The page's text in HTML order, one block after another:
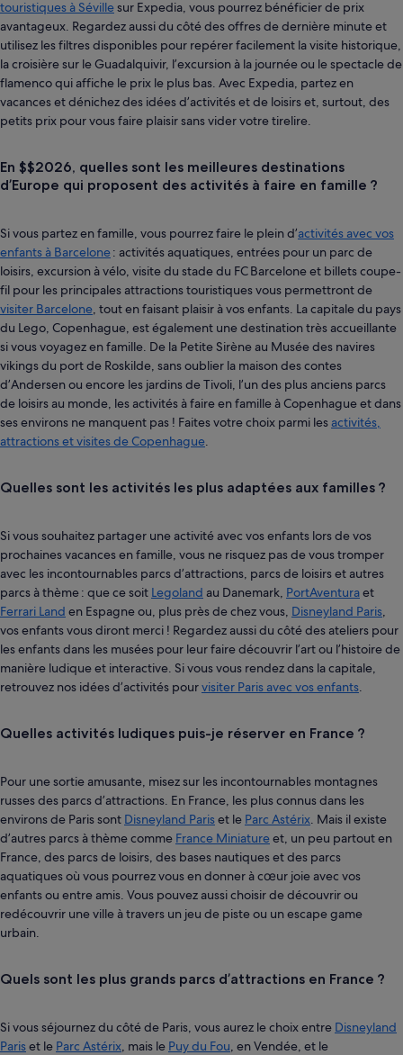
touristiques à Sévillesur Expedia, vous pourrez bénéficier de prix
avantageux. Regardez aussi du côté des offres de dernière minute et
utilisez les filtres disponibles pour repérer facilement la visite historique,
la croisière sur le Guadalquivir, l’excursion à la journée ou le spectacle de
flamenco qui affiche le prix le plus bas. Avec Expedia, partez en
vacances et dénichez des idées d’activités et de loisirs et, surtout, des
petits prix pour vous faire plaisir sans vider votre tirelire.
En $$2026, quelles sont les meilleures destinations
d’Europe qui proposent des activités à faire en famille ?
Si vous partez en famille, vous pourrez faire le plein d’activités avec vos
enfants à Barcelone: activités aquatiques, entrées pour un parc de
loisirs, excursion à vélo, visite du stade du FC Barcelone et billets coupe-
fil pour les principales attractions touristiques vous permettront de
visiter Barcelone , tout en faisant plaisir à vos enfants. La capitale du pays
du Lego, Copenhague, est également une destination très accueillante
si vous voyagez en famille. De la Petite Sirène au Musée des navires
vikings du port de Roskilde, sans oublier la maison des contes
d’Andersen ou encore les jardins de Tivoli, l’un des plus anciens parcs
de loisirs au monde, les activités à faire en famille à Copenhague et dans
ses environs ne manquent pas ! Faites votre choix parmi les activités,
attractions et visites de Copenhague
Quelles sont les activités les plus adaptées aux familles ?
Si vous souhaitez partager une activité avec vos enfants lors de vos
prochaines vacances en famille, vous ne risquez pas de vous tromper
avec les incontournables parcs d’attractions, parcs de loisirs et autres
parcs à thème : que ce soit Legoland au Danemark, PortAventuraet
Ferrari Land en Espagne ou, plus près de chez vous, Disneyland Paris
vos enfants vous diront merci ! Regardez aussi du côté des ateliers pour
les enfants dans les musées pour leur faire découvrir l’art ou l’histoire de
manière ludique et interactive. Si vous vous rendez dans la capitale,
retrouvez nos idées d’activités pourvisiter Paris avec vos enfants
Quelles activités ludiques puis-je réserver en France ?
Pour une sortie amusante, misez sur les incontournables montagnes
russes des parcs d’attractions. En France, les plus connus dans les
environs de Paris sont Disneyland Pariset le Parc Astérix . Mais il existe
d’autres parcs à thème comme France Miniatureet, un peu partout en
France, des parcs de loisirs, des bases nautiques et des parcs
aquatiques où vous pourrez vous en donner à cœur joie avec vos
enfants ou entre amis. Vous pouvez aussi choisir de découvrir ou
redécouvrir une ville à travers un jeu de piste ou un escape game
urbain.
Quels sont les plus grands parcs d’attractions en France ?
Si vous séjournez du côté de Paris, vous aurez le choix entre Disneyland
Pariset le Parc Astérix , mais le Puy du Fou , en Vendée, et le